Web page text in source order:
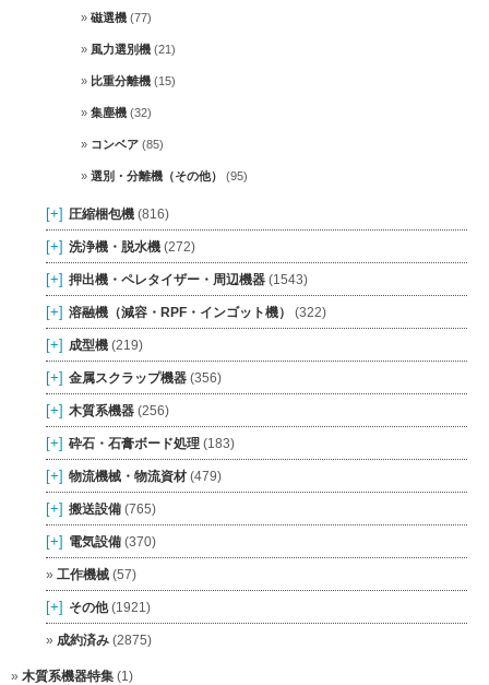
磁選機 (77)
風力選別機 (21)
比重分離機 (15)
集塵機 (32)
コンベア (85)
選別・分離機（その他） (95)
[+] 圧縮梱包機 (816)
[+] 洗浄機・脱水機 (272)
[+] 押出機・ペレタイザー・周辺機器 (1543)
[+] 溶融機（減容・RPF・インゴット機） (322)
[+] 成型機 (219)
[+] 金属スクラップ機器 (356)
[+] 木質系機器 (256)
[+] 砕石・石膏ボード処理 (183)
[+] 物流機械・物流資材 (479)
[+] 搬送設備 (765)
[+] 電気設備 (370)
工作機械 (57)
[+] その他(1921)
成約済み (2875)
木質系機器特集 (1)